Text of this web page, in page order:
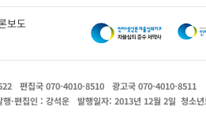
보도
편집국 070-4010-8510
광고국 070-4010-8511
행·편집인 : 강석운 발행일자: 2013년 12월 2일 청소